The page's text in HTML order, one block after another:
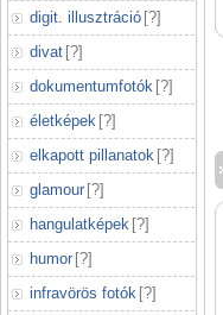
digit. illusztráció [?]
divat [?]
dokumentumfotók [?]
életképek [?]
elkapott pillanatok [?]
glamour [?]
hangulatképek [?]
humor [?]
infravörös fotók [?]